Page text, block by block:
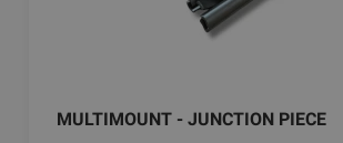
MULTIMOUNT - JUNCTION PIECE